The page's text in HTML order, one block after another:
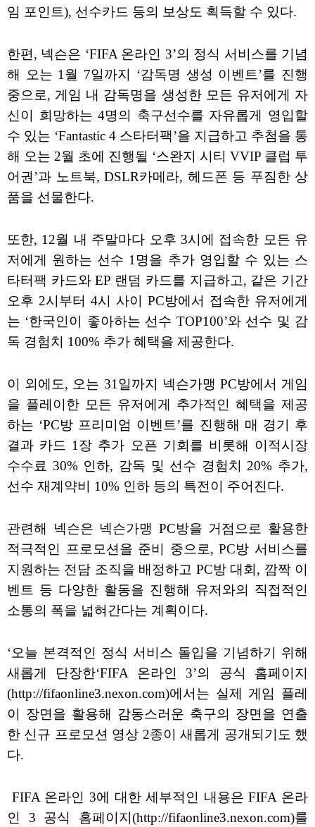
임 포인트), 선수카드 등의 보상도 획득할 수 있다.
한편, 넥슨은 ‘FIFA 온라인 3’의 정식 서비스를 기념
해 오는 1월 7일까지 ‘감독명 생성 이벤트’를 진행
중으로, 게임 내 감독명을 생성한 모든 유저에게 자
신이 희망하는 4명의 축구선수를 자유롭게 영입할
수 있는 ‘Fantastic 4 스타터팩’을 지급하고 추첨을 통
해 오는 2월 초에 진행될 ‘스완지 시티 VVIP 클럽 투
어권’과 노트북, DSLR카메라, 헤드폰 등 푸짐한 상
품을 선물한다.
또한, 12월 내 주말마다 오후 3시에 접속한 모든 유
저에게 원하는 선수 1명을 추가 영입할 수 있는 스
타터팩 카드와 EP 랜덤 카드를 지급하고, 같은 기간
오후 2시부터 4시 사이 PC방에서 접속한 유저에게
는 ‘한국인이 좋아하는 선수 TOP100’와 선수 및 감
독 경험치 100% 추가 혜택을 제공한다.
이 외에도, 오는 31일까지 넥슨가맹 PC방에서 게임
을 플레이한 모든 유저에게 추가적인 혜택을 제공
하는 ‘PC방 프리미엄 이벤트’를 진행해 매 경기 후
결과 카드 1장 추가 오픈 기회를 비롯해 이적시장
수수료 30% 인하, 감독 및 선수 경험치 20% 추가,
선수 재계약비 10% 인하 등의 특전이 주어진다.
관련해 넥슨은 넥슨가맹 PC방을 거점으로 활용한
적극적인 프로모션을 준비 중으로, PC방 서비스를
지원하는 전담 조직을 배정하고 PC방 대회, 깜짝 이
벤트 등 다양한 활동을 진행해 유저와의 직접적인
소통의 폭을 넓혀간다는 계획이다.
‘오늘 본격적인 정식 서비스 돌입을 기념하기 위해
새롭게 단장한‘FIFA 온라인 3’의 공식 홈페이지
(http://fifaonline3.nexon.com)에서는 실제 게임 플레
이 장면을 활용해 감동스러운 축구의 장면을 연출
한 신규 프로모션 영상 2종이 새롭게 공개되기도 했
다.
FIFA 온라인 3에 대한 세부적인 내용은 FIFA 온라
인 3 공식 홈페이지(http://fifaonline3.nexon.com)를